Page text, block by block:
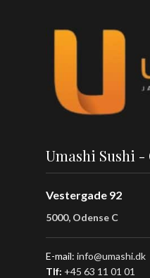
Umashi Sushi -
Vestergade 92
5000, Odense C
E-mail: info@umashi.dk
Tlf: +45 63 11 01 01